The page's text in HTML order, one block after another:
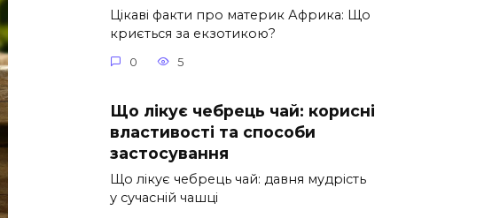
Цікаві факти про материк Африка: Що
криється за екзотикою?
0 5
Що лікує чебрець чай: корисні
властивості та способи
застосування
Що лікує чебрець чай: давня мудрість
у сучасній чашці